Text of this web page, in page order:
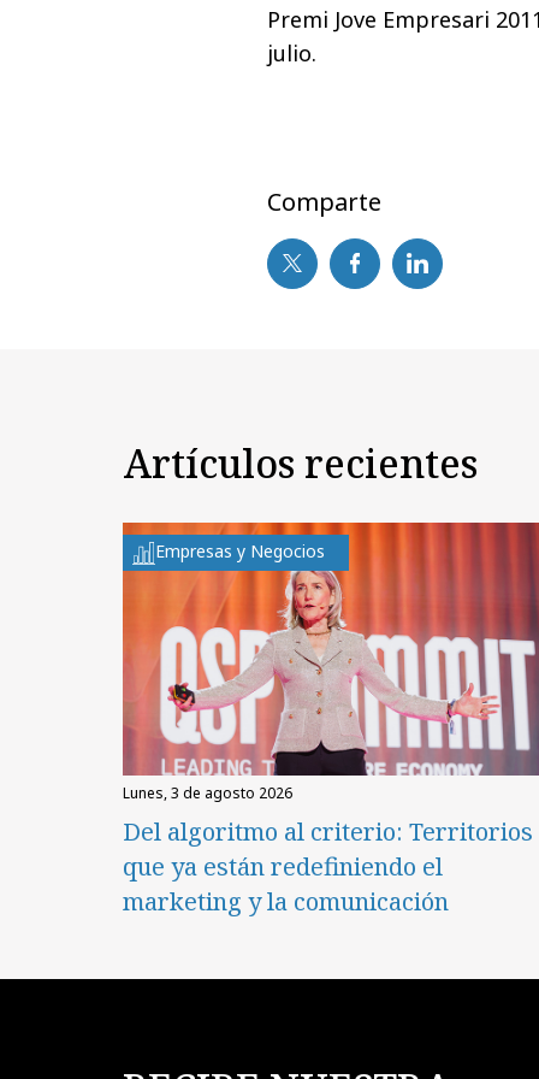
Premi Jove Empresari
julio.
Comparte
Artículos recientes
Empresas y Negocios
lunes, 3 de agosto 2026
Del algoritmo al criterio: Territorios
que ya están redefiniendo el
marketing y la comunicación